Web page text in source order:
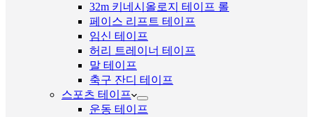
32m 키네시올로지 테이프 롤
페이스 리프트 테이프
임신 테이프
허리 트레이너 테이프
말 테이프
축구 잔디 테이프
스포츠 테이프
운동 테이프